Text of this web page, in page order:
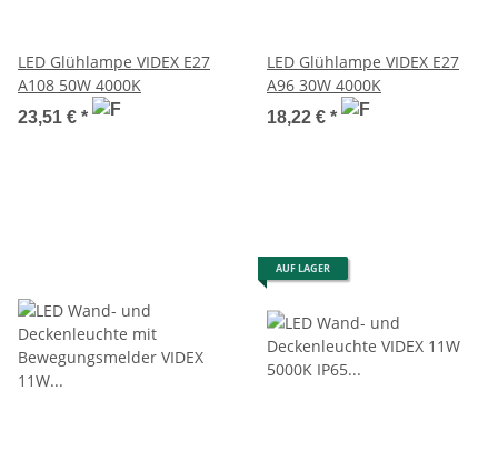
LED Glühlampe VIDEX E27
A108 50W 4000K
23,51 € *
LED Glühlampe VIDEX E27
A96 30W 4000K
18,22 € *
AUF LAGER